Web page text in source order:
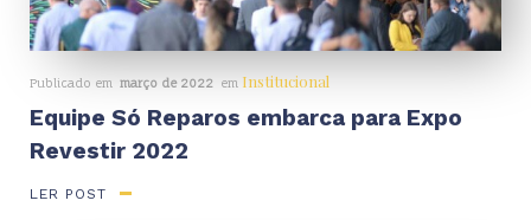
Publicado em março de 2022 em Institucional
Equipe Só Reparos embarca para Expo
Revestir 2022
LER POST